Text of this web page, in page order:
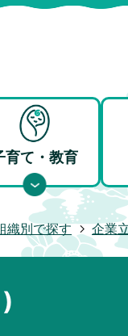
育て・教育
織別で探す 企業